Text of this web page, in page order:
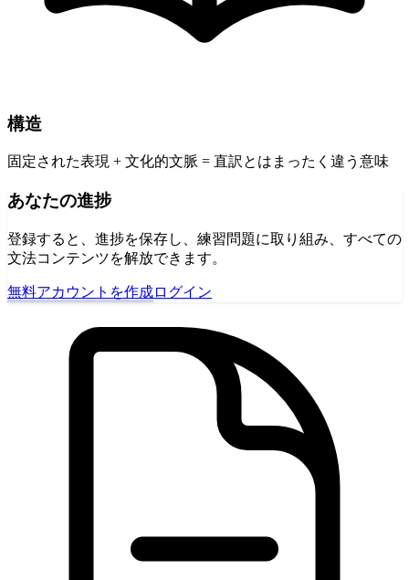
構造
固定された表現 + 文化的文脈 = 直訳とはまったく違う意味
あなたの進捗
登録すると、進捗を保存し、練習問題に取り組み、すべての
文法コンテンツを解放できます。
無料アカウントを作成ログイン